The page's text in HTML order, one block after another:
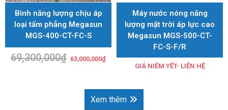
Bình năng lượng chịu áp
loại tấm phẳng Megasun
MGS-400-CT-FC-S
69,300,000₫
Giá
gốc
63,000,000₫Giá
Máy nước nóng năng
lượng mặt trời áp lực cao
Megasun MGS-500-CT-
FC-S-F/R
GIÁ NIÊM YẾT- LIÊN HỆ
Xem thêm